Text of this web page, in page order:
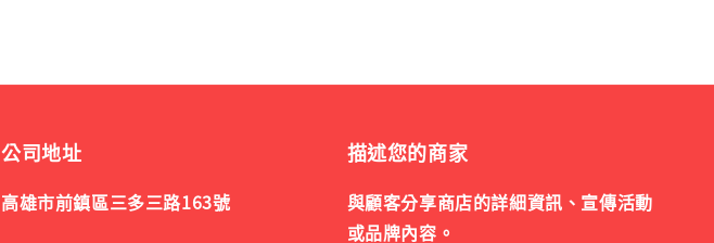
公司地址
高雄市前鎮區三多三路163號
描述您的商家
與顧客分享商店的詳細資訊、宣傳活動
或品牌內容。